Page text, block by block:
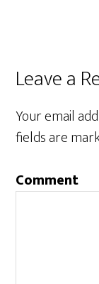
Leave a
Your email
fields are
Comment